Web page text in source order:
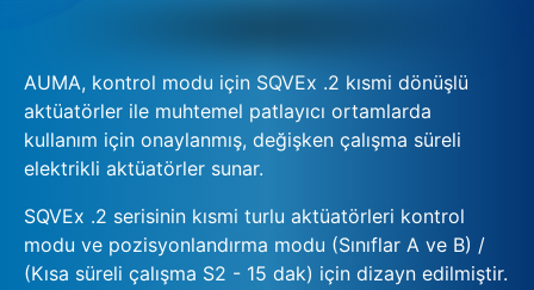
AUMA, kontrol modu için SQVEx .2 kısmi dönüşlü
aktüatörler ile muhtemel patlayıcı ortamlarda
kullanım için onaylanmış, değişken çalışma süreli
elektrikli aktüatörler sunar.
SQVEx .2 serisinin kısmi turlu aktüatörleri kontrol
modu ve pozisyonlandırma modu (Sınıflar A ve B) /
(Kısa süreli çalışma S2 - 15 dak) için dizayn edilmiştir.